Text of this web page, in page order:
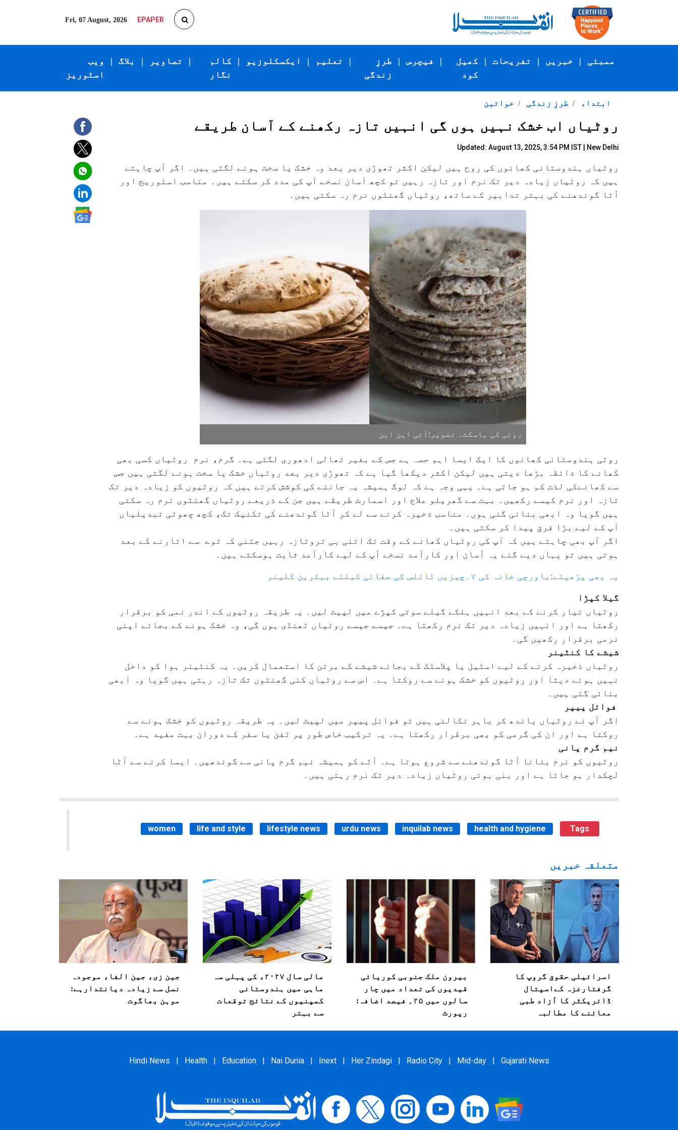
Fri, 07 August, 2026 EPAPER
ویب
اسٹوریز
| بلاگ | تصاویر |
کالم
نگار
| ایکسکلوزیو | تعلیم |
طرزِ
زندگی
| فیچرس |
کھیل
کود
| تفریحات | خبریں | ممبئی
خواتین طرزِ زندگی ابتداء
روٹیاں اب خشک نہیں ہوں گی انہیں تازہ رکھنے کے آسان طریقے
Updated: August 13, 2025, 3:54 PM IST | New Delhi
روٹیاں ہندوستانی کھانوں کی روح ہیں لیکن اکثر تھوڑی دیر بعد وہ خشک یا سخت ہونے لگتی ہیں۔ اگر آپ چاہتے
ہیں کہ روٹیاں زیادہ دیر تک نرم اور تازہ رہیں تو کچھ آسان نسخے آپ کی مدد کر سکتے ہیں۔ مناسب اسٹوریج اور
آٹا گوندھنے کی بہتر تدابیر کے ساتھ، روٹیاں گھنٹوں نرم رہ سکتی ہیں۔
روٹی کی باسکٹ۔ تصویر:آئی این این
روٹی ہندوستانی کھانوں کا ایک ایسا اہم حصہ ہے جس کے بغیر تھالی ادھوری لگتی ہے۔ گرم، نرم روٹیاں کسی بھی
کھانے کا ذائقہ بڑھا دیتی ہیں لیکن اکثر دیکھا گیا ہے کہ تھوڑی دیر بعد روٹیاں خشک یا سخت ہونے لگتی ہیں جس
سے کھانےکی لذت کم ہو جاتی ہے۔ یہی وجہ ہے کہ لوگ ہمیشہ یہ جاننے کی کوشش کرتے ہیں کہ روٹیوں کو زیادہ دیر تک
تازہ اور نرم کیسے رکھیں۔ بہت سے گھریلو علاج اور اسمارٹ طریقے ہیں جن کے ذریعے روٹیاں گھنٹوں نرم رہ سکتی
ہیں گویا وہ ابھی بنائی گئی ہوں۔ مناسب ذخیرہ کرنے سے لے کر آٹا گوندھنے کی تکنیک تک، کچھ چھوٹی تبدیلیاں
آپ کے لیے بڑا فرق پیدا کر سکتی ہیں۔
اگر آپ بھی چاہتے ہیں کہ آپ کی روٹیاں کھانے کے وقت تک اتنی ہی تروتازہ رہیں جتنی کہ توے سے اتارنے کے بعد
ہوتی ہیں تو یہاں دیے گئے یہ آسان اور کارآمد نسخے آپ کے لیے کارآمد ثابت ہوسکتے ہیں۔
یہ بھی پڑھیئے:باورچی خانہ کی ۷؍چیزیں ٹائلس کی صفائی کیلئے بہترین کلینر
گیلا کپڑا
روٹیاں تیار کرنے کے بعد انہیں ہلکے گیلے سوتی کپڑے میں لپیٹ لیں۔ یہ طریقہ روٹیوں کے اندر نمی کو برقرار
رکھتا ہے اور انہیں زیادہ دیر تک نرم رکھتا ہے۔ جیسے جیسے روٹیاں ٹھنڈی ہوں گی، وہ خشک ہونے کے بجائے اپنی
نرمی برقرار رکھیں گی۔
شیشے کا کنٹینر
روٹیاں ذخیرہ کرنے کے لیے اسٹیل یا پلاسٹک کے بجائے شیشے کے برتن کا استعمال کریں۔ یہ کنٹینر ہوا کو داخل
نہیں ہونے دیتا اور روٹیوں کو خشک ہونے سے روکتا ہے۔ اس سے روٹیاں کئی گھنٹوں تک تازہ رہتی ہیں گویا وہ ابھی
بنائی گئی ہیں۔
فوائل پیپر
اگر آپ نے روٹیاں باندھ کر باہر نکالنی ہیں تو فوائل پیپر میں لپیٹ لیں۔ یہ طریقہ روٹیوں کو خشک ہونے سے
روکتا ہے اور ان کی گرمی کو بھی برقرار رکھتا ہے۔ یہ ترکیب خاص طور پر ٹفن یا سفر کے دوران بہت مفید ہے۔
نیم گرم پانی
روٹیوں کو نرم بنانا آٹا گوندھنے سے شروع ہوتا ہے۔ آٹے کو ہمیشہ نیم گرم پانی سے گوندھیں۔ ایسا کرنے سے آٹا
لچکدار ہو جاتا ہے اور بنی ہوئی روٹیاں زیادہ دیر تک نرم رہتی ہیں۔
women life and style lifestyle news urdu news inquilab news health and hygiene Tags
متعلقہ خبریں
اسرائیلی حقوق گروپ کا
گرفتارغزہ کےاسپتال
ڈائریکٹر کا آزاد طبی
معائنے کا مطالبہ
بیرون ملک جنوبی کوریائی
قیدیوں کی تعداد میں چار
سالوں میں ۲۵؍ فیصد اضافہ:
رپورٹ
مالی سال ۲۰۲۷ء کی پہلی سہ
ماہی میں ہندوستانی
کمپنیوں کے نتائج توقعات
سے بہتر
جین زی، جین الفا، موجودہ
نسل سے زیادہ دیانتدارہے:
موہن بھاگوت
Hindi News | Health | Education | Nai Dunia | Inext | Her Zindagi | Radio City | Mid-day | Gujarati News